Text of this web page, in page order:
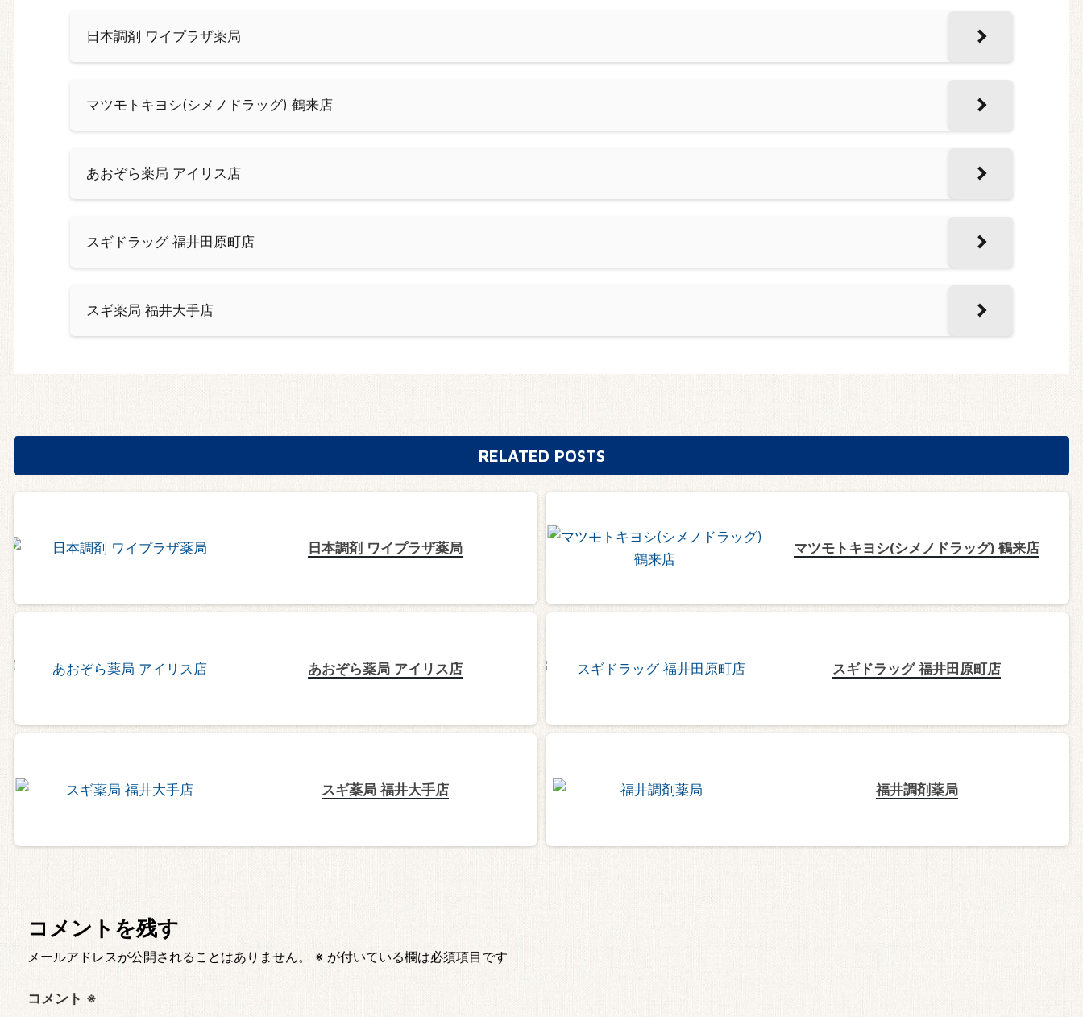
日本調剤 ワイプラザ薬局
マツモトキヨシ(シメノドラッグ) 鶴来店
あおぞら薬局 アイリス店
スギドラッグ 福井田原町店
スギ薬局 福井大手店
RELATED POSTS
日本調剤 ワイプラザ薬局 マツモトキヨシ(シメノドラッグ) 鶴来店
あおぞら薬局 アイリス店 スギドラッグ 福井田原町店
スギ薬局 福井大手店 福井調剤薬局
コメントを残す
メールアドレスが公開されることはありません。 ※ が付いている欄は必須項目です
コメント ※